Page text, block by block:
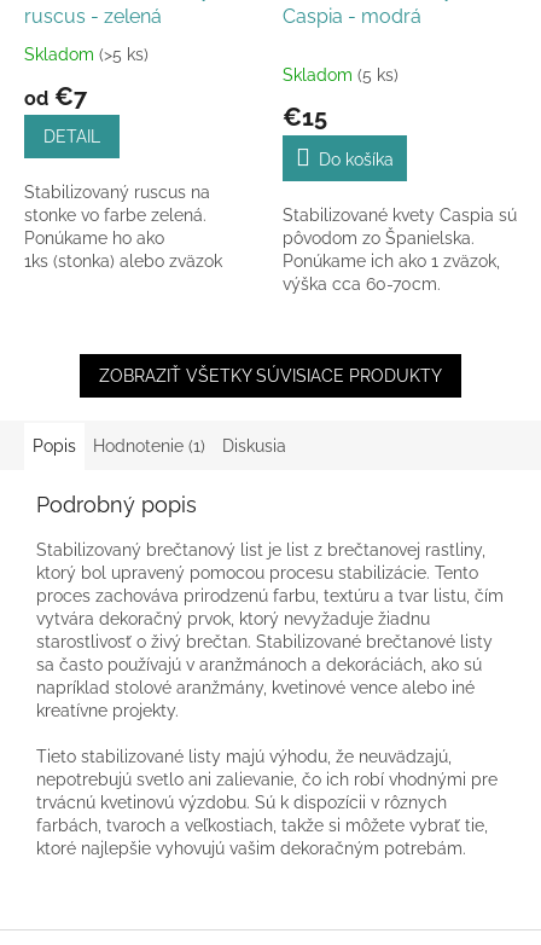
ruscus - zelená
Priemerné
produktu
5
hviezdičiek.
Skladom (>5 ks)
od €7
DETAIL
Stabilizovaný ruscus na
stonke vo farbe zelená.
Ponúkame ho ako
1ks (stonka) alebo zväzok
Caspia - modrá
Skladom (5 ks)
€15
Do košíka
Stabilizované kvety Caspia sú
pôvodom zo Španielska.
Ponúkame ich ako 1 zväzok,
výška cca 60-70cm.
ZOBRAZIŤ VŠETKY SÚVISIACE PRODUKTY
Popis Hodnotenie (1) Diskusia
Podrobný popis
Stabilizovaný brečtanový list je list z brečtanovej rastliny,
ktorý bol upravený pomocou procesu stabilizácie. Tento
proces zachováva prirodzenú farbu, textúru a tvar listu, čím
vytvára dekoračný prvok, ktorý nevyžaduje žiadnu
starostlivosť o živý brečtan. Stabilizované brečtanové listy
sa často používajú v aranžmánoch a dekoráciách, ako sú
napríklad stolové aranžmány, kvetinové vence alebo iné
kreatívne projekty.
Tieto stabilizované listy majú výhodu, že neuvädzajú,
nepotrebujú svetlo ani zalievanie, čo ich robí vhodnými pre
trvácnú kvetinovú výzdobu. Sú k dispozícii v rôznych
farbách, tvaroch a veľkostiach, takže si môžete vybrať tie,
ktoré najlepšie vyhovujú vašim dekoračným potrebám.